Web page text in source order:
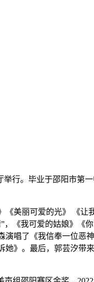
行。毕业于邵阳市第
美丽可爱的光》 《让
《我可爱的姑娘》《
唱了《我信奉一位恶
》。最后，郭芸汐带